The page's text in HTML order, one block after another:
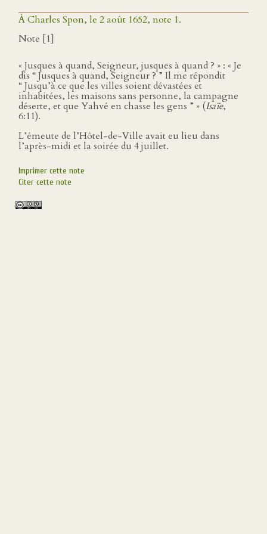
À Charles Spon, le 2 août 1652, note 1.
Note [1]
« Jusques à quand, Seigneur, jusques à quand ? » : « Je
dis “ Jusques à quand, Seigneur ? ” Il me répondit
“ Jusqu’à ce que les villes soient dévastées et
inhabitées, les maisons sans personne, la campagne
déserte, et que Yahvé en chasse les gens ” » (Isaïe,
6:11).
L’émeute de l’Hôtel-de-Ville avait eu lieu dans
l’après-midi et la soirée du 4 juillet.
Imprimer cette note
Citer cette note